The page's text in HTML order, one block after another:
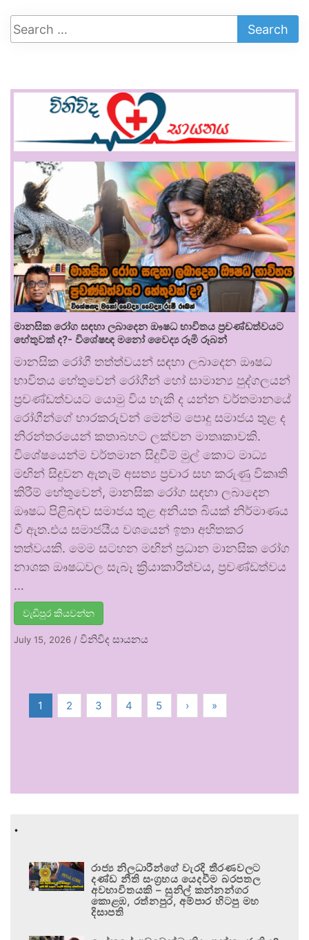
මානසික රෝග සඳහා ලබාදෙන ඖෂධ භාවිතය ප්‍රචණ්ඩත්වයට
හේතුවක් ද?- විශේෂඥ මනෝ වෛද්‍ය රූමි රූබන්
මානසික රෝගී තත්ත්වයන් සඳහා ලබාදෙන ඖෂධ
භාවිතය හේතුවෙන් රෝගීන් හෝ සාමාන්‍ය පුද්ගලයන්
ප්‍රචණ්ඩත්වයට යොමු විය හැකි ද යන්න වර්තමානයේ
රෝගීන්ගේ භාරකරුවන් මෙන්ම පොදු සමාජය තුළ ද
නිරන්තරයෙන් කතාබහට ලක්වන මාතෘකාවකි.
විශේෂයෙන්ම වර්තමාන සිදුවීම් මුල් කොට මාධ්‍ය
මඟින් සිදුවන ඇතැම් අසත්‍ය ප්‍රචාර සහ කරුණු විකෘති
කිරීම් හේතුවෙන්, මානසික රෝග සඳහා ලබාදෙන
ඖෂධ පිළිබඳව සමාජය තුළ අනියත බියක් නිර්මාණය
වී ඇත.එය සමාජයීය වශයෙන් ඉතා අහිතකර
තත්වයකි. මෙම සටහන මඟින් ප්‍රධාන මානසික රෝග
නාශක ඖෂධවල සැබෑ ක්‍රියාකාරීත්වය, ප්‍රචණ්ඩත්වය
…
වැඩිපුර කියවන්න
July 15, 2026 / විනිවිද සායනය
1 2 3 4 5 › »
.
රාජ්‍ය නිලධාරීන්ගේ වැරදි තීරණවලට
දණ්ඩ නීති සංග්‍රහය යෙදවීම බරපතල
අවභාවිතයකි – සුනිල් කන්නන්ගර
කොළඹ, රත්නපුර, අම්පාර හිටපු මහ
දිසාපති